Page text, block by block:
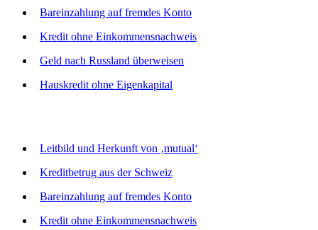
Bareinzahlung auf fremdes Konto
Kredit ohne Einkommensnachweis
Geld nach Russland überweisen
Hauskredit ohne Eigenkapital
Leitbild und Herkunft von ‚mutual‘
Kreditbetrug aus der Schweiz
Bareinzahlung auf fremdes Konto
Kredit ohne Einkommensnachweis